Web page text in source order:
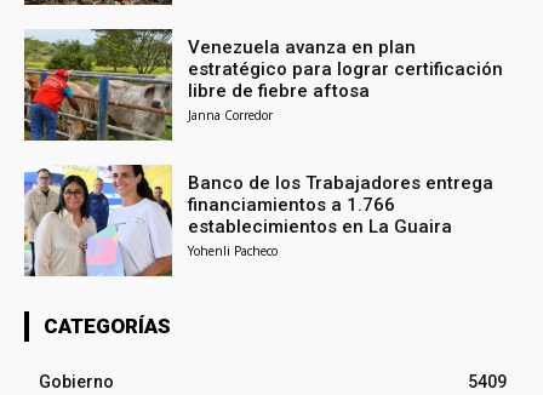
Venezuela avanza en plan
estratégico para lograr certificación
libre de fiebre aftosa
Janna Corredor
Banco de los Trabajadores entrega
financiamientos a 1.766
establecimientos en La Guaira
Yohenli Pacheco
CATEGORÍAS
Gobierno
5409